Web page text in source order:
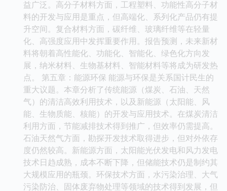
益广泛。高分子材料方面，工程塑料、功能性高分子材
料的开发与应用是重点，但高端化、系列化产品仍有提
升空间。复合材料方面，碳纤维、玻璃纤维等在轻量
化、高强度应用中发挥重要作用。报告预测，未来新材
料将朝着高性能化、功能化、智能化、绿色化方向发
展，纳米材料、生物基材料、智能材料等将成为研发热
点。 第五章：能源环保 能源与环保是关系国计民生的
重大议题。本章分析了传统能源（煤炭、石油、天然
气）的清洁高效利用技术，以及新能源（太阳能、风
能、生物质能、核能）的开发与应用技术。在煤炭清洁
利用方面，节能减排技术得到推广，但效率仍需提高。
石油天然气方面，勘探开发技术取得进步，但对外依存
度仍然较高。新能源方面，太阳能光伏发电和风力发电
技术日趋成熟，成本不断下降，但储能技术仍是制约其
大规模应用的瓶颈。环保技术方面，水污染治理、大气
污染防治、固体废弃物处理等领域的技术得到发展，但